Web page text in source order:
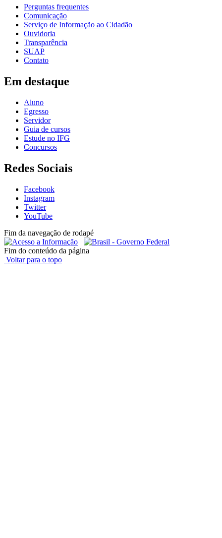
Perguntas frequentes
Comunicação
Serviço de Informação ao Cidadão
Ouvidoria
Transparência
SUAP
Contato
Em destaque
Aluno
Egresso
Servidor
Guia de cursos
Estude no IFG
Concursos
Redes Sociais
Facebook
Instagram
Twitter
YouTube
Fim da navegação de rodapé
Fim do conteúdo da página
Voltar para o topo